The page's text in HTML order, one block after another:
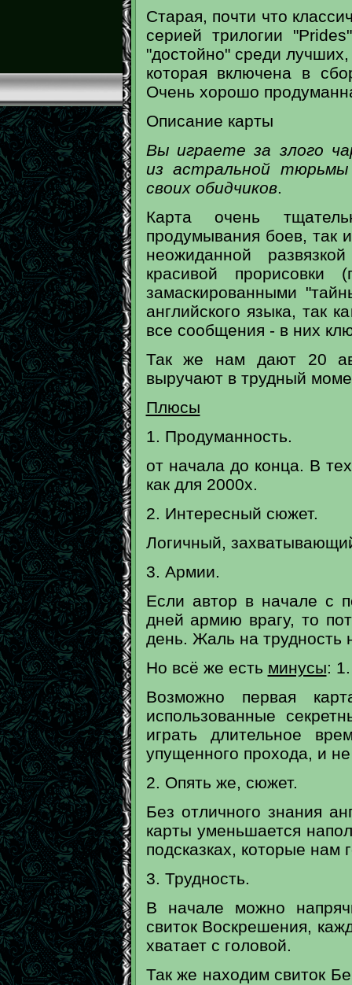
Старая, почти что
серией трилогии
"достойно" среди
которая включена в
Очень хорошо
Описание карты
Вы играете за злого
из астральной тюрьмы
своих обидчиков.
Карта очень
продумывания боев, так
неожиданной
красивой прорисовки
замаскированными
английского языка, так
все сообщения - в них
Так же нам дают 20
выручают в трудный
Плюсы
1. Продуманность.
от начала до конца. В
как для 2000х.
2. Интересный сюжет.
Логичный,
3. Армии.
Если автор в начале с
дней армию врагу, то
день. Жаль на трудность
Но всё же есть минусы:
Возможно первая
использованные
играть длительное
упущенного прохода, и
2. Опять же, сюжет.
Без отличного знания
карты уменьшается
подсказках, которые нам
3. Трудность.
В начале можно
свиток Воскрешения,
хватает с головой.
Так же находим свиток